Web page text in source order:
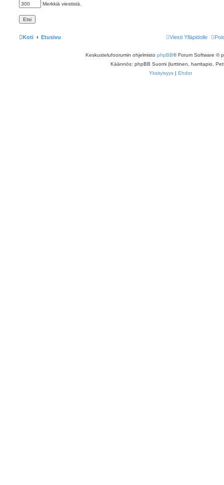
Merkkiä viestistä.
Koti Etusivu Viesti Ylläpidolle
Keskustelufoorumin ohjelmisto phpBB® Forum Software ©
Käännös: phpBB Suomi (lurttinen, harritapio,
Yksityisyys| Ehdot